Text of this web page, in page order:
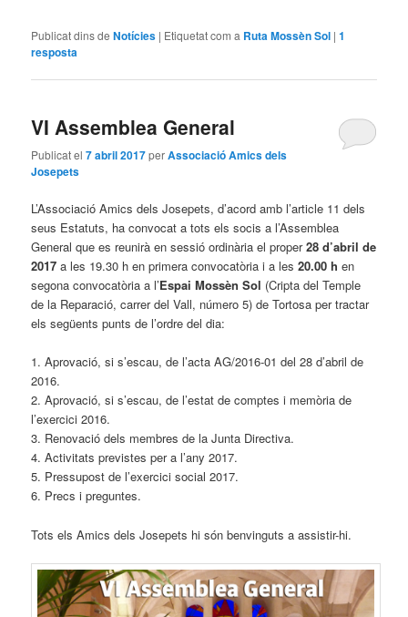
Publicat dins de Notícies | Etiquetat com a Ruta Mossèn Sol |1
resposta
VI Assemblea General
Publicat el7 abril 2017perAssociació Amics dels
Josepets
L’Associació Amics dels Josepets, d’acord amb l’article 11 dels
seus Estatuts, ha convocat a tots els socis a l’Assemblea
General que es reunirà en sessió ordinària el proper28 d’abril de
2017 a les 19.30 h en primera convocatòria i a les20.00 h en
segona convocatòria a l’Espai Mossèn Sol (Cripta del Temple
de la Reparació, carrer del Vall, número 5) de Tortosa per tractar
els següents punts de l’ordre del dia:
1. Aprovació, si s’escau, de l’acta AG/2016-01 del 28 d’abril de
2016.
2. Aprovació, si s’escau, de l’estat de comptes i memòria de
l’exercici 2016.
3. Renovació dels membres de la Junta Directiva.
4. Activitats previstes per a l’any 2017.
5. Pressupost de l’exercici social 2017.
6. Precs i preguntes.
Tots els Amics dels Josepets hi són benvinguts a assistir-hi.